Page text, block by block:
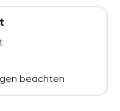
beachten